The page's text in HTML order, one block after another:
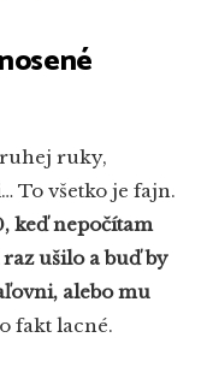
ruky,
To všetko je fajn.
keď nepočítam
ušilo a buď by
alebo mu
fakt lacné.